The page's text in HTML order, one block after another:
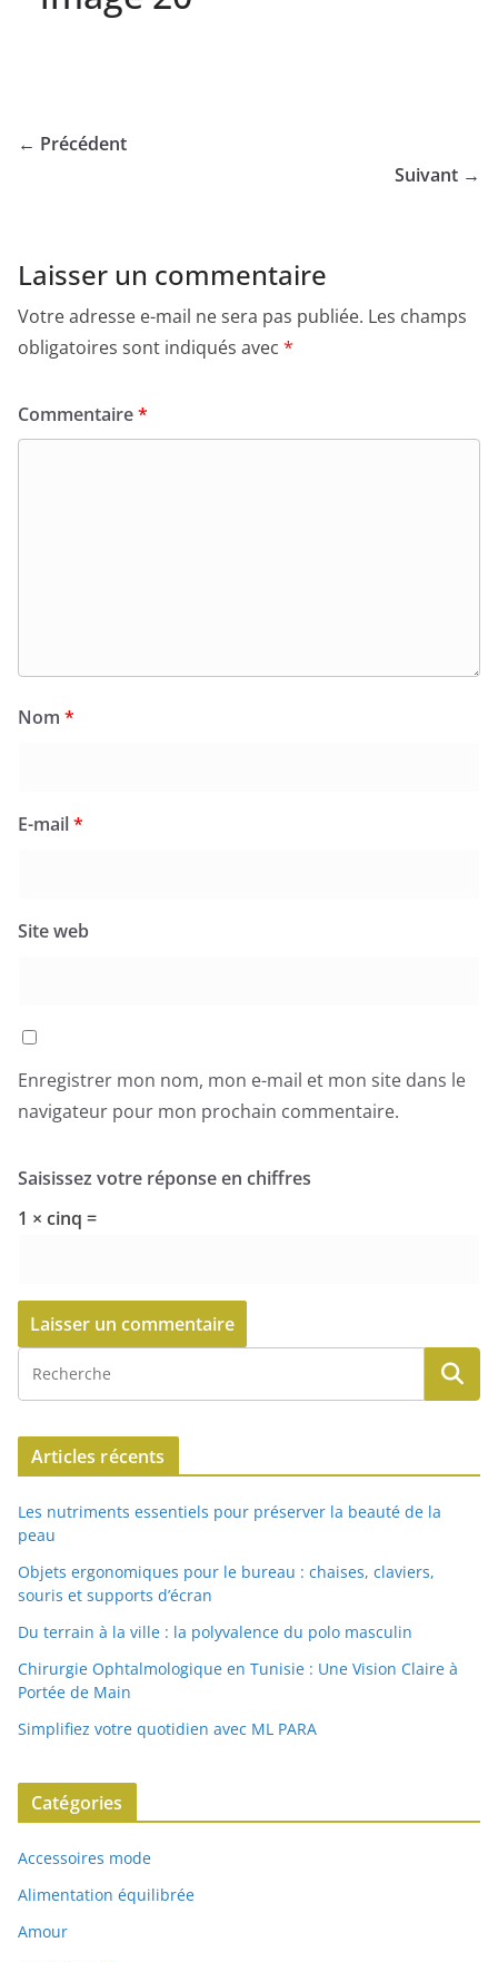
← Précédent
Suivant →
Laisser un commentaire
Votre adresse e-mail ne sera pas publiée. Les champs
obligatoires sont indiqués avec *
Commentaire*
Nom *
E-mail*
Site web
Enregistrer mon nom, mon e-mail et mon site dans le
navigateur pour mon prochain commentaire.
Saisissez votre réponse en chiffres
1 × cinq =
Articles récents
Les nutriments essentiels pour préserver la beauté de la
peau
Objets ergonomiques pour le bureau : chaises, claviers,
souris et supports d’écran
Du terrain à la ville : la polyvalence du polo masculin
Chirurgie Ophtalmologique en Tunisie : Une Vision Claire à
Portée de Main
Simplifiez votre quotidien avec ML PARA
Catégories
Accessoires mode
Alimentation équilibrée
Amour